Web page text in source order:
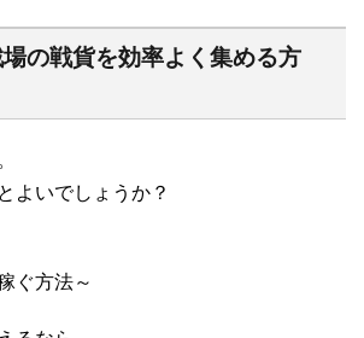
の戦貨を効率よく集める方
よいでしょうか？
ぐ方法～